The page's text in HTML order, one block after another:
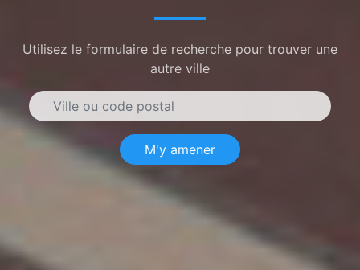
Utilisez le formulaire de recherche pour trouver une
autre ville
M'y amener